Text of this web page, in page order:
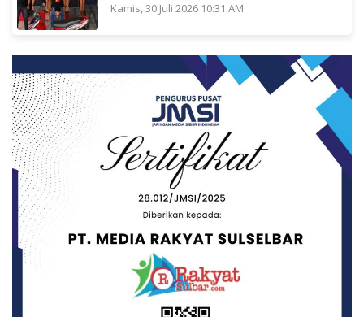
Kamis, 30 Juli 2026 10:31 AM